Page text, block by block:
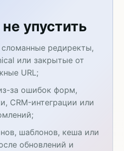
упустить
редиректы,
или закрытые от
URL;
за ошибок форм,
CRM-интеграции или
шаблонов, кеша или
обновлений и